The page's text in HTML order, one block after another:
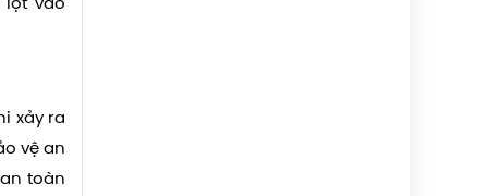
lọt vào
xảy ra
vệ an
toàn